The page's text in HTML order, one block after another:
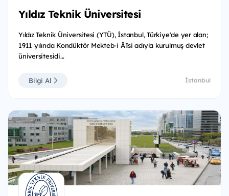
Yıldız Teknik Üniversitesi
Yıldız Teknik Üniversitesi (YTÜ), İstanbul, Türkiye'de yer alan;
1911 yılında Kondüktör Mekteb-i Âlîsi adıyla kurulmuş devlet
üniversitesidi...
Bilgi Al İstanbul